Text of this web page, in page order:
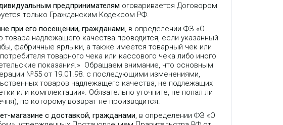
предпринимателям оговаривается Договором
только Гражданским Кодексом РФ.
при его посещении, гражданами, в определении ФЗ «О
надлежащего качества проводится, если указанный
фабричные ярлыки, а также имеется товарный чек или
товарного чека или кассового чека либо иного
показания.» Обращаем внимание, что основным
№55 от 19.01.98. с последующими изменениями,
товаров надлежащего качества, не подлежащих
или комплектации». Обязательно уточните, не попал ли
по которому возврат не производится.
магазине с доставкой, гражданами, в определении ФЗ «О